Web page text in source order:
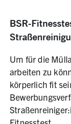
BSR-
Um für die
arbeiten zu
körperlich fit